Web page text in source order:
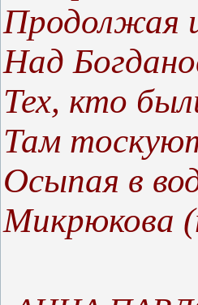
Продолжая
Над
Тех, кто
Там
Осыпая в
Микрюкова